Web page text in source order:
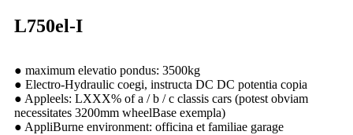
L750el-I
● maximum elevatio pondus: 3500kg
● Electro-Hydraulic coegi, instructa DC DC potentia copia
● Appleels: LXXX% of a / b / c classis cars (potest obviam
necessitates 3200mm wheelBase exempla)
● AppliBurne environment: officina et familiae garage